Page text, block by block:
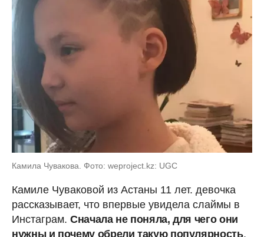
Камила Чувакова. Фото: weproject.kz: UGC
Камиле Чуваковой из Астаны 11 лет. девочка
рассказывает, что впервые увидела слаймы в
Инстаграм. Сначала не поняла, для чего они
нужны и почему обрели такую популярность.